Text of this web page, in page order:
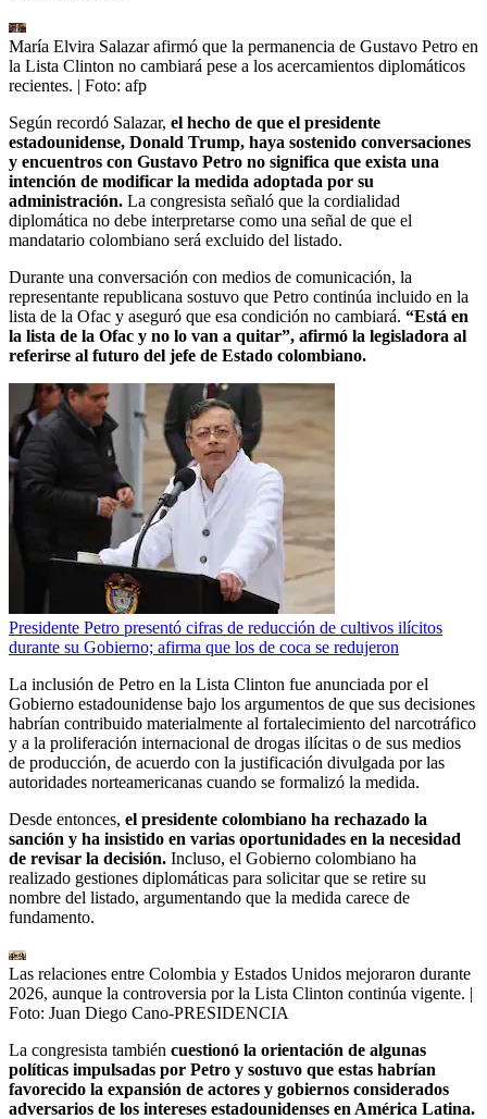
María Elvira Salazar afirmó que la permanencia de Gustavo Petro en
la Lista Clinton no cambiará pese a los acercamientos diplomáticos
recientes. | Foto: afp
Según recordó Salazar, el hecho de que el presidente
estadounidense, Donald Trump, haya sostenido conversaciones
y encuentros con Gustavo Petro no significa que exista una
intención de modificar la medida adoptada por su
administración. La congresista señaló que la cordialidad
diplomática no debe interpretarse como una señal de que el
mandatario colombiano será excluido del listado.
Durante una conversación con medios de comunicación, la
representante republicana sostuvo que Petro continúa incluido en la
lista de la Ofac y aseguró que esa condición no cambiará. “Está en
la lista de la Ofac y no lo van a quitar”, afirmó la legisladora al
referirse al futuro del jefe de Estado colombiano.
Presidente Petro presentó cifras de reducción de cultivos ilícitos
durante su Gobierno; afirma que los de coca se redujeron
La inclusión de Petro en la Lista Clinton fue anunciada por el
Gobierno estadounidense bajo los argumentos de que sus decisiones
habrían contribuido materialmente al fortalecimiento del narcotráfico
y a la proliferación internacional de drogas ilícitas o de sus medios
de producción, de acuerdo con la justificación divulgada por las
autoridades norteamericanas cuando se formalizó la medida.
Desde entonces, el presidente colombiano ha rechazado la
sanción y ha insistido en varias oportunidades en la necesidad
de revisar la decisión. Incluso, el Gobierno colombiano ha
realizado gestiones diplomáticas para solicitar que se retire su
nombre del listado, argumentando que la medida carece de
fundamento.
Las relaciones entre Colombia y Estados Unidos mejoraron durante
2026, aunque la controversia por la Lista Clinton continúa vigente. |
Foto: Juan Diego Cano-PRESIDENCIA
La congresista también cuestionó la orientación de algunas
políticas impulsadas por Petro y sostuvo que estas habrían
favorecido la expansión de actores y gobiernos considerados
adversarios de los intereses estadounidenses en América Latina.